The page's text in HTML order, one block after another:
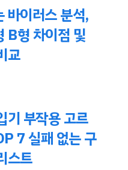
바이러스 분석,
B형 차이점 및
교
기 부작용 고르
7 실패 없는 구
스트